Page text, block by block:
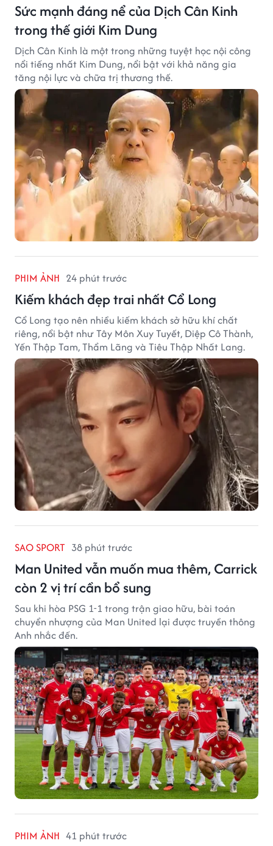
Sức mạnh đáng nể của Dịch Cân Kinh
trong thế giới Kim Dung
Dịch Cân Kinh là một trong những tuyệt học nội công
nổi tiếng nhất Kim Dung, nổi bật với khả năng gia
tăng nội lực và chữa trị thương thế.
PHIM ẢNH 24 phút trước
Kiếm khách đẹp trai nhất Cổ Long
Cổ Long tạo nên nhiều kiếm khách sở hữu khí chất
riêng, nổi bật như Tây Môn Xuy Tuyết, Diệp Cô Thành,
Yến Thập Tam, Thẩm Lãng và Tiêu Thập Nhất Lang.
SAO SPORT 38 phút trước
Man United vẫn muốn mua thêm, Carrick
còn 2 vị trí cần bổ sung
Sau khi hòa PSG 1-1 trong trận giao hữu, bài toán
chuyển nhượng của Man United lại được truyền thông
Anh nhắc đến.
PHIM ẢNH 41 phút trước